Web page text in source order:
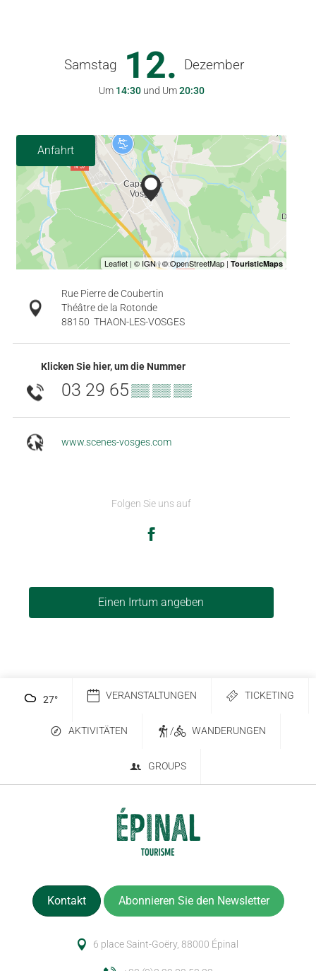
Samstag 12. Dezember
Um 14:30 und Um20:30
Anfahrt
Rue Pierre de Coubertin
Théâtre de la Rotonde
88150 THAON-LES-VOSGES
Klicken Sie hier, um die Nummer
03 29 65▒▒ ▒▒ ▒▒
www.scenes-vosges.com
Folgen Sie uns auf
Einen Irrtum angeben
27° VERANSTALTUNGEN TICKETING
AKTIVITÄTEN / WANDERUNGEN
GROUPS
Kontakt Abonnieren Sie den Newsletter
6 place Saint-Goëry, 88000 Épinal